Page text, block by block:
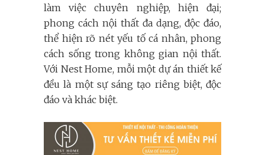
làm việc chuyên nghiệp, hiện đại;
phong cách nội thất đa dạng, độc đáo,
thể hiện rõ nét yếu tố cá nhân, phong
cách sống trong không gian nội thất.
Với Nest Home, mỗi một dự án thiết kế
đều là một sự sáng tạo riêng biệt, độc
đáo và khác biệt.